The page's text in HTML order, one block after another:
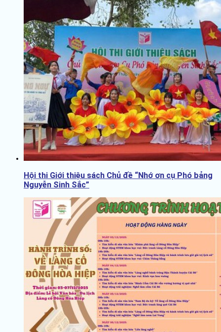
Hội thi Giới thiệu sách Chủ đề “Nhớ ơn cụ Phó bảng
Nguyễn Sinh Sắc”